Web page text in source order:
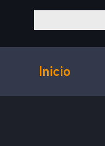
Inicio